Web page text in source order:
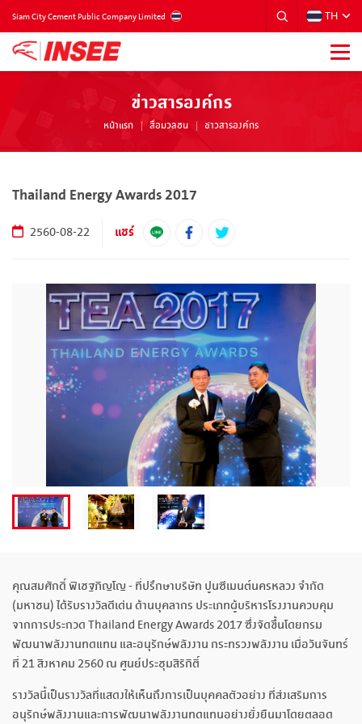
Siam City Cement Public Company Limited TH
ข่าวสารองค์กร
หน้าแรก สื่อมวลชน ข่าวสารองค์กร
Thailand Energy Awards 2017
2560-08-22 แชร์
คุณสมศักดิ์ พิเชฐภิญโญ - ที่ปรึกษาบริษัท ปูนซีเมนต์นครหลวง จำกัด
(มหาชน) ได้รับรางวัลดีเด่น ด้านบุคลากร ประเภทผู้บริหารโรงงานควบคุม
จากการประกวด Thailand Energy Awards 2017 ซึ่งจัดขึ้นโดยกรม
พัฒนาพลังงานทดแทน และอนุรักษ์พลังงาน กระทรวงพลังงาน เมื่อวันจันทร์
ที่ 21 สิงหาคม 2560 ณ ศูนย์ประชุมสิริกิติ์
รางวัลนี้เป็นรางวัลที่แสดงให้เห็นถึงการเป็นบุคคลตัวอย่าง ที่ส่งเสริมการ
อนุรักษ์พลังงานและการพัฒนาพลังงานทดแทนอย่างยั่งยืนมาโดยตลอด